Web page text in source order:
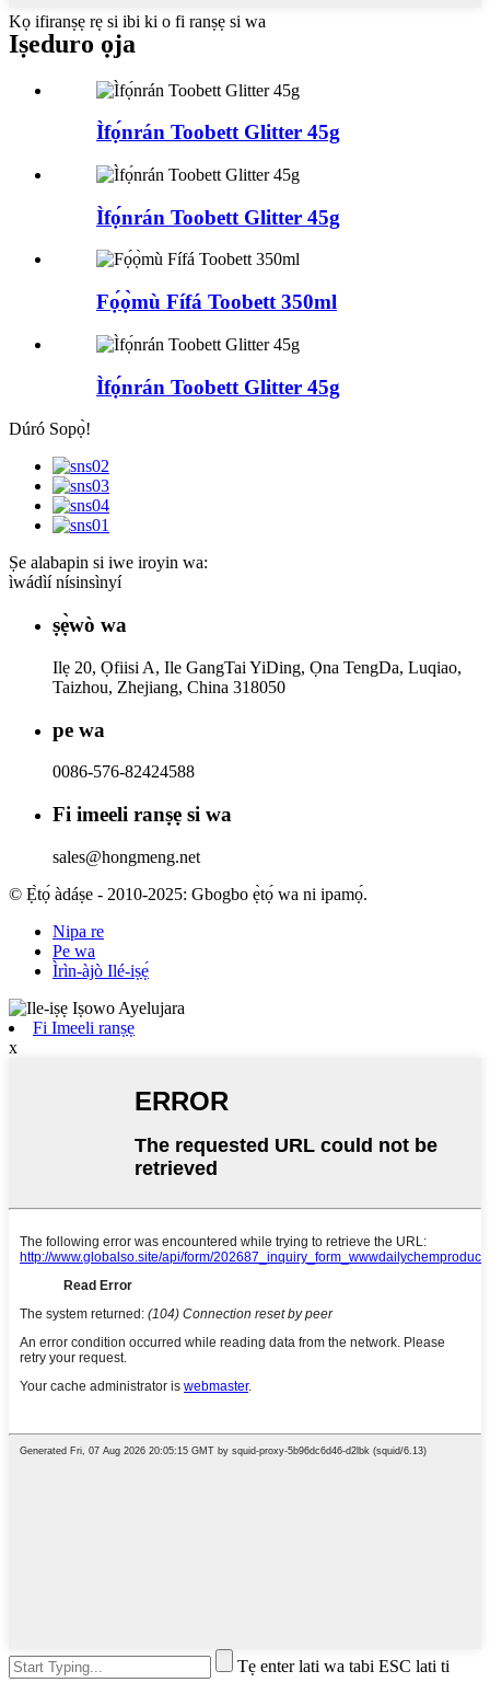
Kọ ifiranṣẹ rẹ si ibi ki o fi ranṣẹ si wa
Iṣeduro ọja
Ìfọ́nrán Toobett Glitter 45g
Ìfọ́nrán Toobett Glitter 45g
Fọ́ọ̀mù Fífá Toobett 350ml
Ìfọ́nrán Toobett Glitter 45g
Dúró Sopọ̀!
Ṣe alabapin si iwe iroyin wa:
ìwádìí nísinsìnyí
ṣẹ̀wò wa
Ilẹ 20, Ọfiisi A, Ile GangTai YiDing, Ọna TengDa, Luqiao,
Taizhou, Zhejiang, China 318050
pe wa
0086-576-82424588
Fi imeeli ranṣẹ si wa
sales@hongmeng.net
© Ẹ̀tọ́ àdáṣe - 2010-2025: Gbogbo ẹ̀tọ́ wa ni ipamọ́.
Nipa re
Pe wa
Ìrìn-àjò Ilé-iṣẹ́
Fi Imeeli ranṣẹ
x
Tẹ enter lati wa tabi ESC lati ti